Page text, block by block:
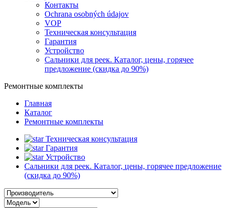
Контакты
Ochrana osobných údajov
VOP
Техническая консультация
Гарантия
Устройство
Сальники для реек. Каталог, цены, горячее
предложение (скидка до 90%)
Ремонтные комплекты
Главная
Каталог
Ремонтные комплекты
Техническая консультация
Гарантия
Устройство
Сальники для реек. Каталог, цены, горячее предложение
(скидка до 90%)